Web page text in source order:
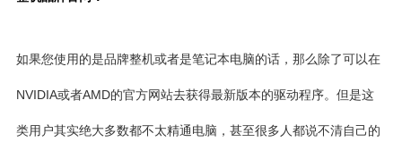
如果您使用的是品牌整机或者是笔记本电脑的话，那么除了可以在
NVIDIA或者AMD的官方网站去获得最新版本的驱动程序。但是这
类用户其实绝大多数都不太精通电脑，甚至很多人都说不清自己的